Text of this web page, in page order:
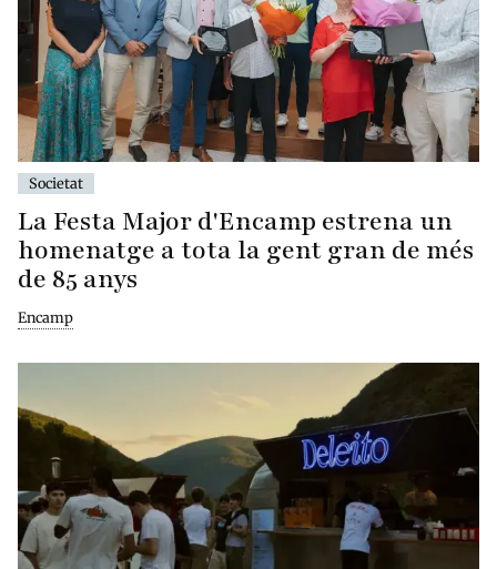
Societat
La Festa Major d'Encamp estrena un
homenatge a tota la gent gran de més
de 85 anys
Encamp